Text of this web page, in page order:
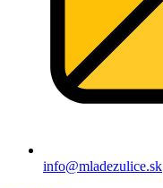
info@mladezulice.sk